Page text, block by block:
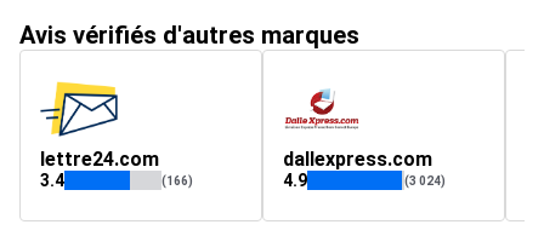
Avis vérifiés d'autres marques
lettre24.com
3.4 (166)
dallexpress.com
4.9 (3 024)